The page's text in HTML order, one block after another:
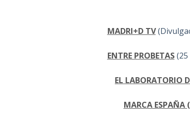
MADRI+D TV
ENTRE PROBETAS(25
EL LABORATORIO
MARCA ESPAÑA